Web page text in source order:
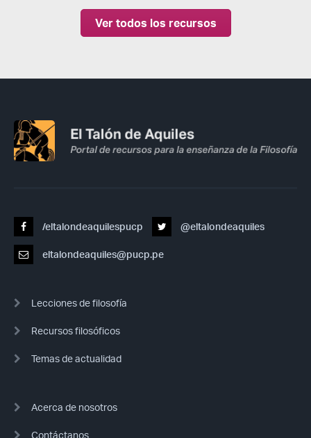
Ver todos los recursos
/eltalondeaquilespucp @eltalondeaquiles
eltalondeaquiles@pucp.pe
Lecciones de filosofía
Recursos filosóficos
Temas de actualidad
Acerca de nosotros
Contáctanos